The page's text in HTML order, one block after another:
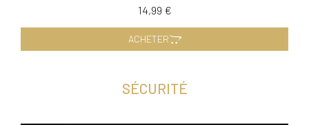
14,99 €
ACHETER
SÉCURITÉ